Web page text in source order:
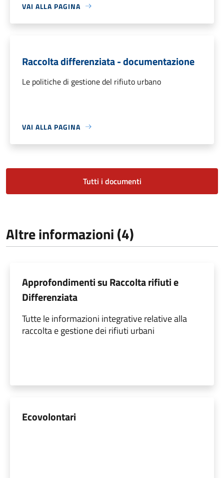
VAI ALLA PAGINA
Raccolta differenziata - documentazione
Le politiche di gestione del rifiuto urbano
VAI ALLA PAGINA
Tutti i documenti
Altre informazioni (4)
Approfondimenti su Raccolta rifiuti e
Differenziata
Tutte le informazioni integrative relative alla
raccolta e gestione dei rifiuti urbani
Ecovolontari